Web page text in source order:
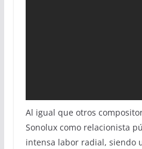
Al igual que otros
Sonolux como relacionista
intensa labor radial, siendo